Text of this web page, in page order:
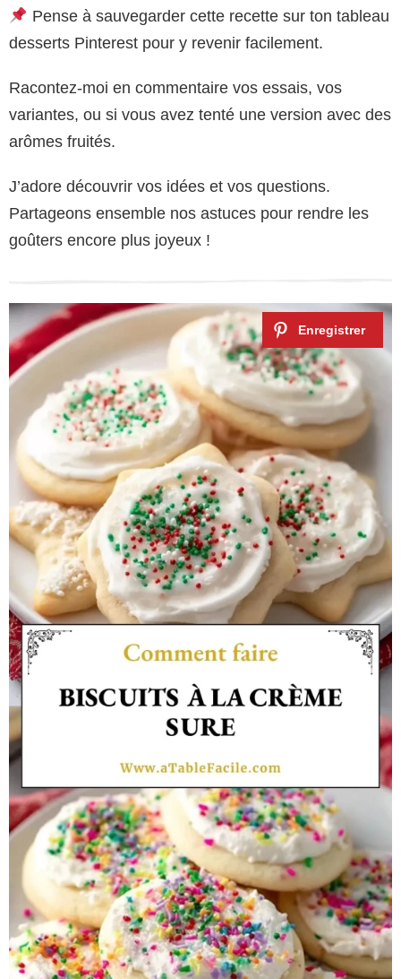
Pense à sauvegarder cette recette sur ton tableau
desserts Pinterest pour y revenir facilement.
Racontez-moi en commentaire vos essais, vos
variantes, ou si vous avez tenté une version avec des
arômes fruités.
J’adore découvrir vos idées et vos questions.
Partageons ensemble nos astuces pour rendre les
goûters encore plus joyeux !